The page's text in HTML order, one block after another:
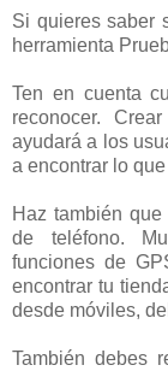
Si quieres saber
herramienta
Ten en cuenta
reconocer.
ayudará a los
a encontrar lo
Haz también
de teléfono.
funciones de
encontrar tu
desde móviles,
También debes